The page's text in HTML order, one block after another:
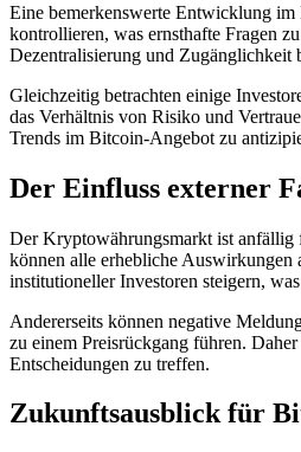
Eine bemerkenswerte Entwicklung
kontrollieren, was ernsthafte Fragen
Dezentralisierung und Zugänglichkeit
Gleichzeitig betrachten einige
das Verhältnis von Risiko und
Trends im Bitcoin-Angebot zu
Der Einfluss externer
Der Kryptowährungsmarkt ist anfällig
können alle erhebliche Auswirkungen
institutioneller Investoren steigern,
Andererseits können negative
zu einem Preisrückgang führen.
Entscheidungen zu treffen.
Zukunftsausblick für